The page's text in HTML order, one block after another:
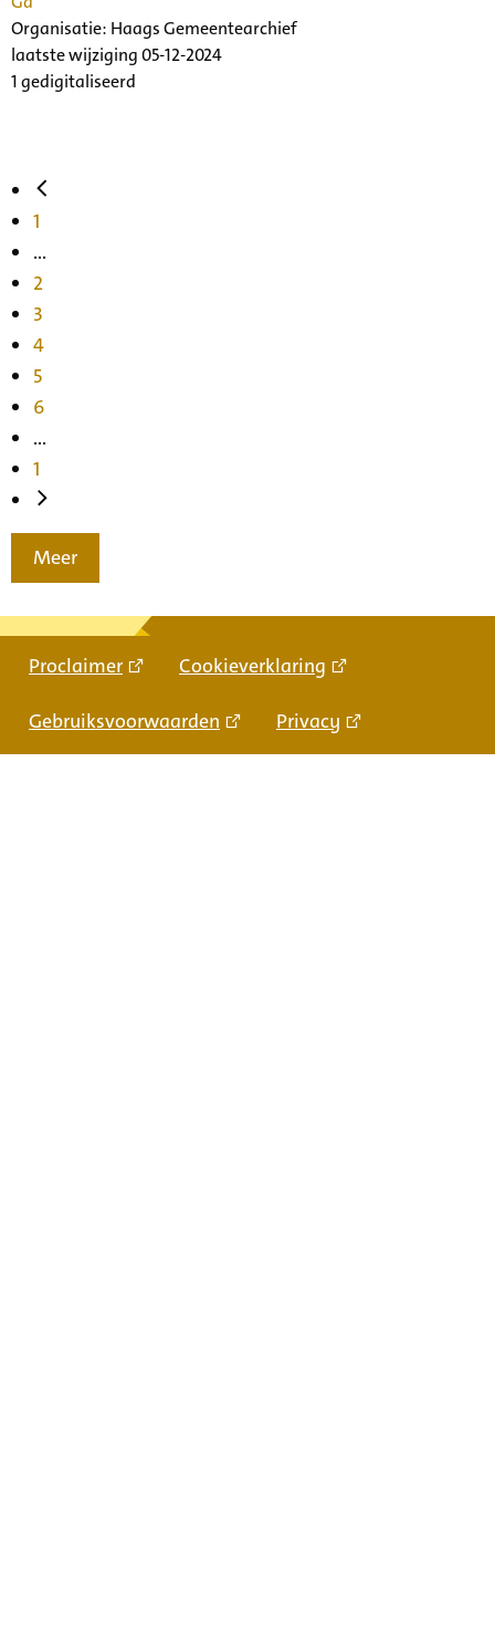
Organisatie: Haags Gemeentearchief
laatste wijziging 05-12-2024
1 gedigitaliseerd
1
...
2
3
4
5
6
...
1
Meer
Proclaimer Cookieverklaring
Gebruiksvoorwaarden Privacy